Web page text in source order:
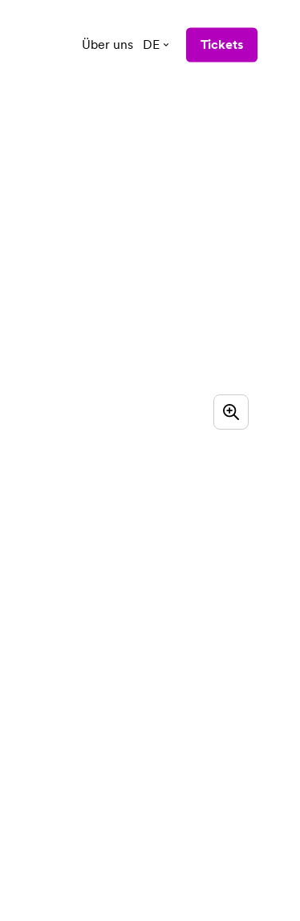
Über uns DE Tickets